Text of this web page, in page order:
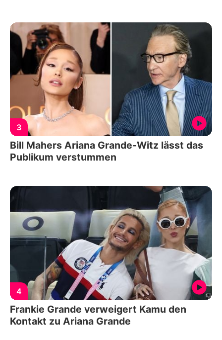
3
Bill Mahers Ariana Grande-Witz lässt das
Publikum verstummen
4
Frankie Grande verweigert Kamu den
Kontakt zu Ariana Grande